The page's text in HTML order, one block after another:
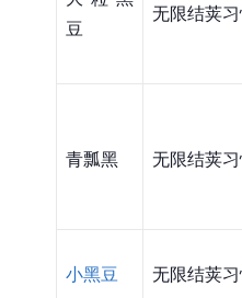
豆
无限结荚
青瓢黑 无限结荚
小黑豆 无限结荚